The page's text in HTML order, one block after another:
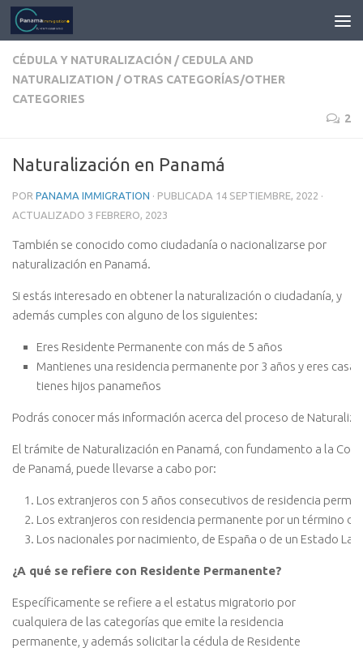
CÉDULA Y NATURALIZACIÓN / CEDULA AND
NATURALIZATION / OTRAS CATEGORÍAS/OTHER
CATEGORIES
2
Naturalización en Panamá
POR PANAMA IMMIGRATION · PUBLICADA 14 SEPTIEMBRE, 2022 ·
ACTUALIZADO 3 FEBRERO, 2023
También se conocido como ciudadanía o nacionalizarse por
naturalización en Panamá.
Si estás interesado en obtener la naturalización o ciudadanía, y
además cumples con alguno de los siguientes:
Eres Residente Permanente con más de 5 años
Mantienes una residencia permanente por 3 años y eres
tienes hijos panameños
Podrás conocer más información acerca del proceso de
El trámite de Naturalización en Panamá, con fundamento a la
de Panamá, puede llevarse a cabo por:
Los extranjeros con 5 años consecutivos de residencia
Los extranjeros con residencia permanente por un término
Los nacionales por nacimiento, de España o de un Estado
¿A qué se refiere con Residente Permanente?
Específicamente se refiere a el estatus migratorio por
cualquiera de las categorías que emite la residencia
permanente, y además solicitar la cédula de Residente